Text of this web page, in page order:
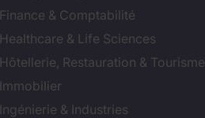
Finance & Comptabilité
Healthcare & Life Sciences
Hôtellerie, Restauration & Tourisme
Immobilier
Ingénierie & Industries